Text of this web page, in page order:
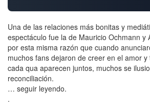
Una de las relaciones más bonitas y
espectáculo fue la de Mauricio Ochmann y
por esta misma razón que cuando
muchos fans dejaron de creer en el amor
cada qua aparecen juntos, muchos se
reconciliación.
… seguir leyendo.
.